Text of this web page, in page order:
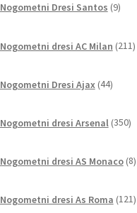
Nogometni Dresi Santos 9
Nogometni dresi AC Milan 211
Nogometni Dresi Ajax 44
Nogometni dresi Arsenal 350
Nogometni dresi AS Monaco 8
Nogometni dresi As Roma 121